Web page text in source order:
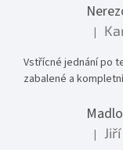
|
Vstřícné jednání po
zabalené a
|